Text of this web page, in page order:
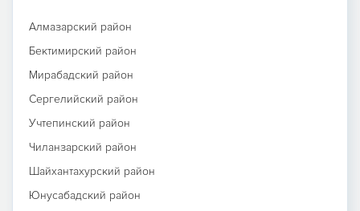
Алмазарский район
Бектимирский район
Мирабадский район
Сергелийский район
Учтепинский район
Чиланзарский район
Шайхантахурский район
Юнусабадский район